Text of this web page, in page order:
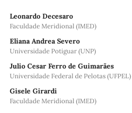
Leonardo Decesaro
Faculdade Meridional (IMED)
Eliana Andrea Severo
Universidade Potiguar (UNP)
Julio Cesar Ferro de Guimarães
Universidade Federal de Pelotas (UFPEL)
Gisele Girardi
Faculdade Meridional (IMED)